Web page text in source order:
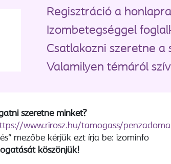
Regisztráció a honlapra
Izombetegséggel
Csatlakozni szeretne a
Valamilyen témáról
szeretne minket?
www.rirosz.hu/tamogass/
mezőbe kérjük ezt írja be: izominfo
köszönjük!